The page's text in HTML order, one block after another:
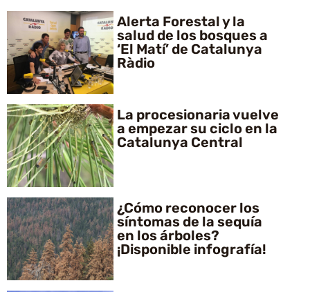
Alerta Forestal y la
salud de los bosques a
‘El Matí’ de Catalunya
Ràdio
La procesionaria vuelve
a empezar su ciclo en la
Catalunya Central
¿Cómo reconocer los
síntomas de la sequía
en los árboles?
¡Disponible infografía!